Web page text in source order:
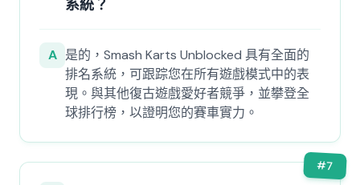
系統？
A 是的，Smash Karts Unblocked 具有全面的
排名系統，可跟踪您在所有遊戲模式中的表
現。與其他復古遊戲愛好者競爭，並攀登全
球排行榜，以證明您的賽車實力。
#7